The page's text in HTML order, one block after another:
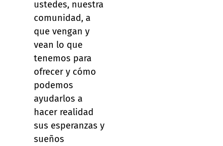
ustedes, nuestra
comunidad, a
que vengan y
vean lo que
tenemos para
ofrecer y cómo
podemos
ayudarlos a
hacer realidad
sus esperanzas y
sueños